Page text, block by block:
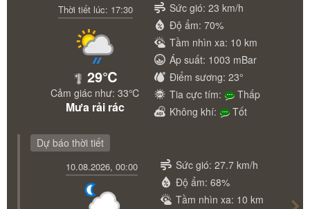
Thời tiết lúc: 17:30
29℃
Cảm giác như: 33℃
Mưa rải rác
Sức gió: 23 km/h
Độ ẩm: 70%
Tầm nhìn xa: 10 km
Áp suất: 1003 mBar
Điểm sương: 23°
Tia cực tím:
Thấp
Không khí:
Tốt
Dự báo thời tiết
10.08.2026, 00:00
Sức gió: 27.7 km/h
Độ ẩm: 68%
Tầm nhìn xa: 10 km